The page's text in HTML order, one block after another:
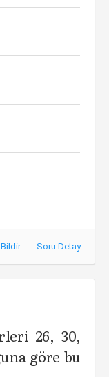
Soru Detay
26, 30,
göre bu